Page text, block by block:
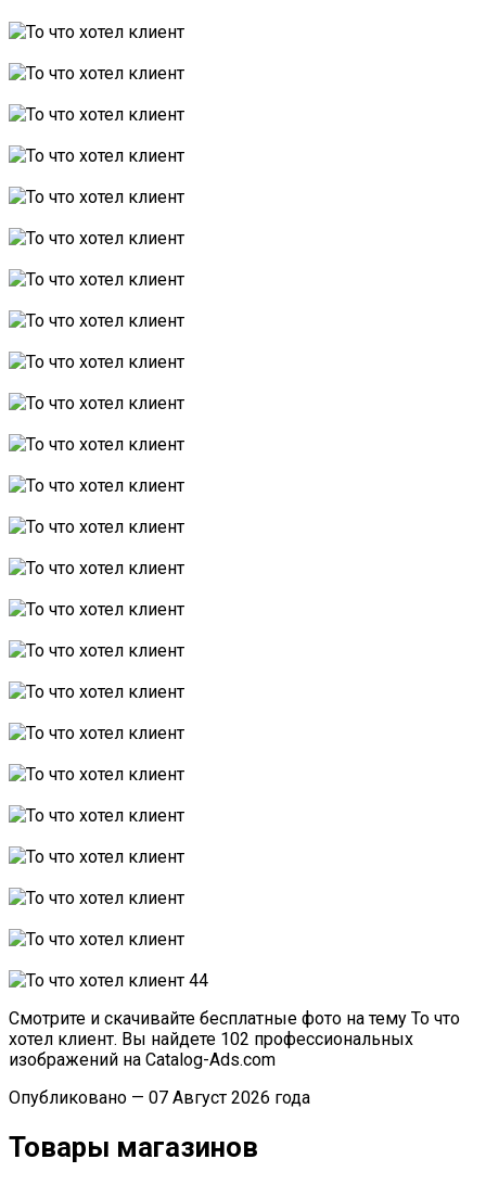
Смотрите и скачивайте бесплатные фото на тему То что
хотел клиент. Вы найдете 102 профессиональных
изображений на Catalog-Ads.com
Опубликовано — 07 Август 2026 года
Товары магазинов